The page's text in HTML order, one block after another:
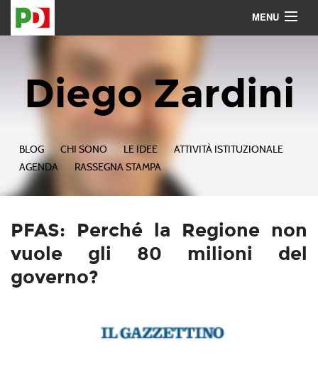
MENU
Diego Zardini
BLOG CHI SONO LE IDEE
ATTIVITÀ ISTITUZIONALE
AGENDA
RASSEGNA STAMPA
PFAS: Perché la Regione non
vuole gli 80 milioni del
governo?